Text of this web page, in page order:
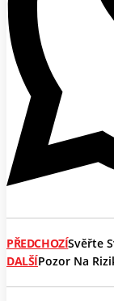
PŘEDCHOZÍSvěřte
DALŠÍPozor Na